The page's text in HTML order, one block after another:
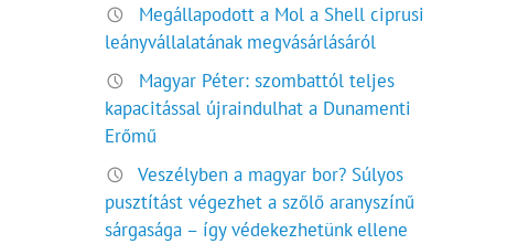
Megállapodott a Mol a Shell ciprusi
leányvállalatának megvásárlásáról
Magyar Péter: szombattól teljes
kapacitással újraindulhat a Dunamenti
Erőmű
Veszélyben a magyar bor? Súlyos
pusztítást végezhet a szőlő aranyszínű
sárgasága – így védekezhetünk ellene